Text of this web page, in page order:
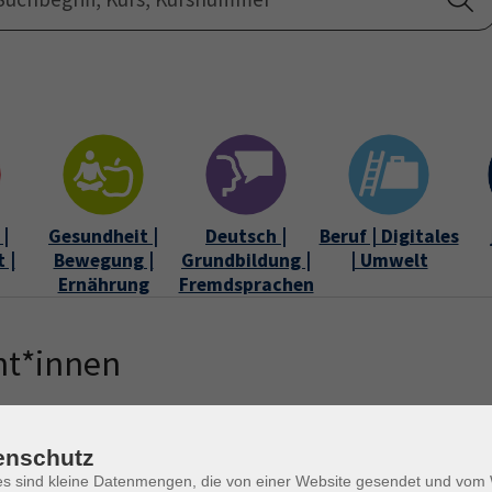
Gesundheit |
Bewegung |
Ernährung
Deutsch |
Grundbildung |
Fremdsprachen
Beruf | Digitales
| Umwelt
sind kleine Datenmengen, die von einer Website gesendet und vom